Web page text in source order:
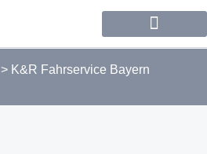
> K&R Fahrservice Bayern